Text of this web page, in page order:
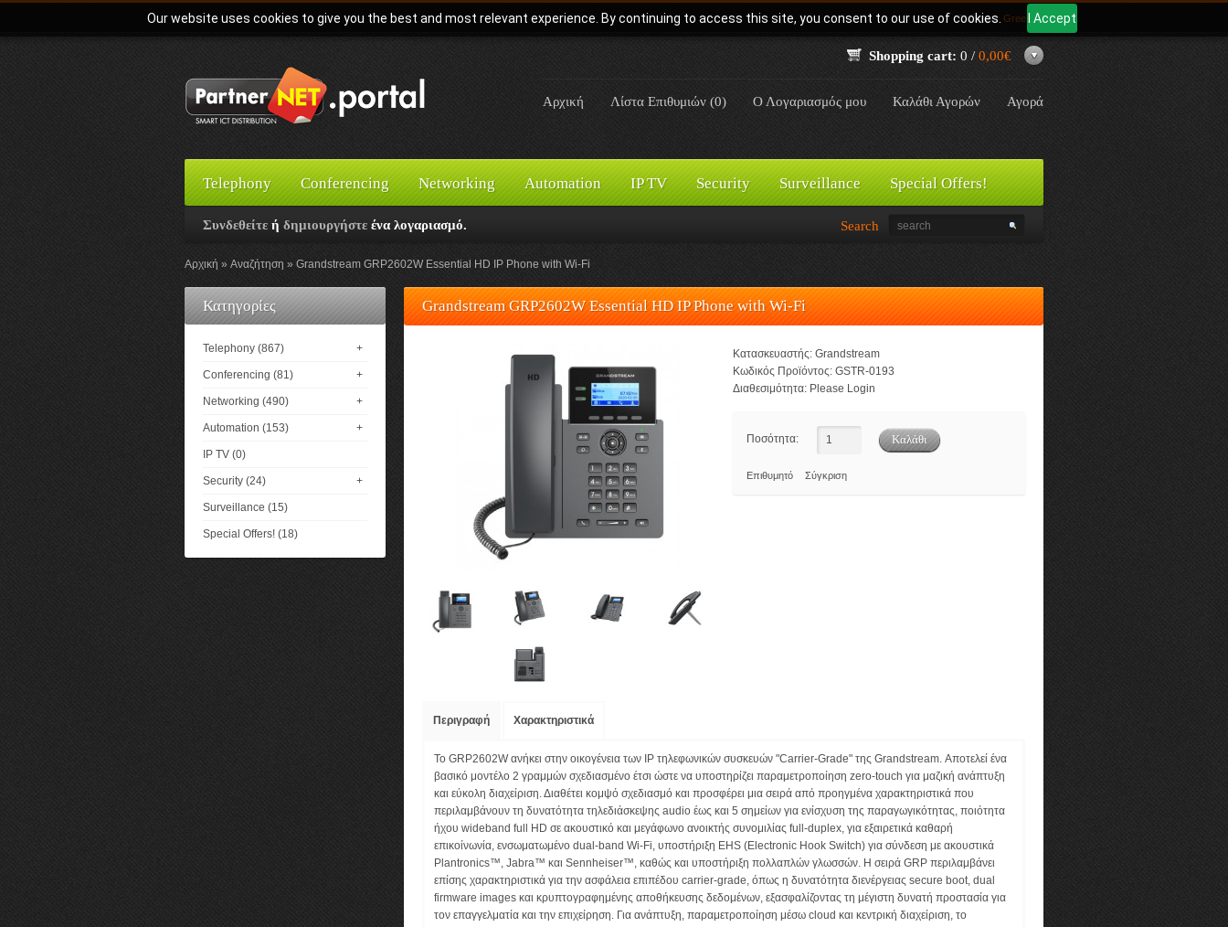
Our website uses cookies to give you the best and most relevant experience. By continuing to access this site, you consent to our use of cookies. I Accept
Γλώσσα: Greek
Shopping cart: 0 / 0,00€
Αρχική Λίστα Επιθυμιών (0) Ο Λογαριασμός μου Καλάθι Αγορών Αγορά
Telephony Conferencing Networking Automation IP TV Security Surveillance Special Offers!
Συνδεθείτε ή δημιουργήστε ένα λογαριασμό. Search
Αρχική Αναζήτηση Grandstream GRP2602W Essential HD IP Phone with Wi-Fi
Κατηγορίες
Telephony (867) +
Conferencing (81) +
Networking (490) +
Automation (153) +
IP TV (0)
Security (24) +
Surveillance (15)
Special Offers! (18)
Grandstream GRP2602W Essential HD IP Phone with Wi-Fi
Κατασκευαστής: Grandstream
Κωδικός Προϊόντος: GSTR-0193
Διαθεσιμότητα: Please Login
Ποσότητα:
Επιθυμητό Σύγκριση
Περιγραφή Χαρακτηριστικά
Το GRP2602W ανήκει στην οικογένεια των IP τηλεφωνικών συσκευών "Carrier-Grade" της Grandstream. Αποτελεί ένα
βασικό μοντέλο 2 γραμμών σχεδιασμένο έτσι ώστε να υποστηρίζει παραμετροποίηση zero-touch για μαζική ανάπτυξη
και εύκολη διαχείριση. Διαθέτει κομψό σχεδιασμό και προσφέρει μια σειρά από προηγμένα χαρακτηριστικά που
περιλαμβάνουν τη δυνατότητα τηλεδιάσκεψης audio έως και 5 σημείων για ενίσχυση της παραγωγικότητας, ποιότητα
ήχου wideband full HD σε ακουστικό και μεγάφωνο ανοικτής συνομιλίας full-duplex, για εξαιρετικά καθαρή
επικοίνωνία, ενσωματωμένο dual-band Wi-Fi, υποστήριξη EHS (Electronic Hook Switch) για σύνδεση με ακουστικά
Plantronics™, Jabra™ και Sennheiser™, καθώς και υποστήριξη πολλαπλών γλωσσών. Η σειρά GRP περιλαμβάνει
επίσης χαρακτηριστικά για την ασφάλεια επιπέδου carrier-grade, όπως η δυνατότητα διενέργειας secure boot, dual
firmware images και κρυπτογραφημένης αποθήκευσης δεδομένων, εξασφαλίζοντας τη μέγιστη δυνατή προστασία για
τον επαγγελματία και την επιχείρηση. Για ανάπτυξη, παραμετροποίηση μέσω cloud και κεντρική διαχείριση, το